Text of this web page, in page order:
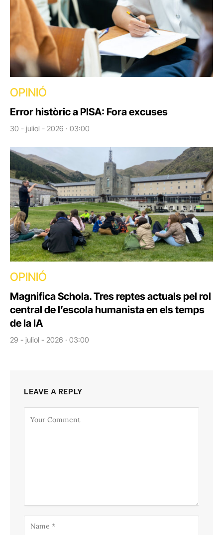
OPINIÓ
Error històric a PISA: Fora excuses
30 - juliol - 2026 · 03:00
OPINIÓ
Magnifica Schola. Tres reptes actuals pel rol
central de l’escola humanista en els temps
de la IA
29 - juliol - 2026 · 03:00
LEAVE A REPLY